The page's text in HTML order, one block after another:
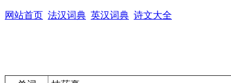
网站首页 法汉词典 英汉词典 诗文大全